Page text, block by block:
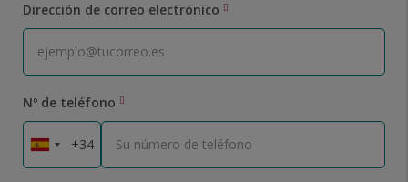
Dirección de correo electrónico
Nº de teléfono